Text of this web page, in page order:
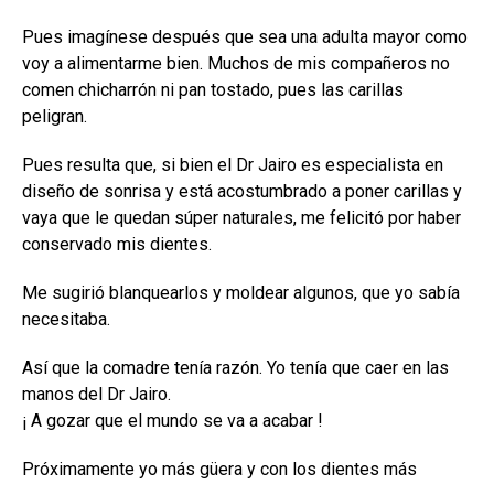
Pues imagínese después que sea una adulta mayor como
voy a alimentarme bien. Muchos de mis compañeros no
comen chicharrón ni pan tostado, pues las carillas
peligran.
Pues resulta que, si bien el Dr Jairo es especialista en
diseño de sonrisa y está acostumbrado a poner carillas y
vaya que le quedan súper naturales, me felicitó por haber
conservado mis dientes.
Me sugirió blanquearlos y moldear algunos, que yo sabía
necesitaba.
Así que la comadre tenía razón. Yo tenía que caer en las
manos del Dr Jairo.
¡ A gozar que el mundo se va a acabar !
Próximamente yo más güera y con los dientes más